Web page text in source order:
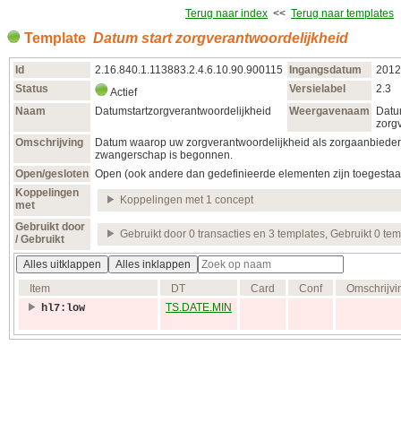
Terug naar index << Terug naar templates
Template Datum start zorgverantwoordelijkheid
Id 2.16.840.1.113883.2.4.6.10.90.900115 Ingangsdatum
Status
Actief Versielabel
2.3
Naam
Datumstartzorgverantwoordelijkheid Weergavenaam
Omschrijving
Datum waarop uw zorgverantwoordelijkheid als
zwangerschap is begonnen.
Open/gesloten Open (ook andere dan gedefinieerde elementen zijn
Koppelingen
met
Koppelingen met 1 concept
Gebruikt door
/ Gebruikt
Gebruikt door 0 transacties en 3 templates, Gebruikt 0
Alles uitklappen
Alles inklappen
Item
DT Card Conf
hl7:low
TS.DATE.MIN